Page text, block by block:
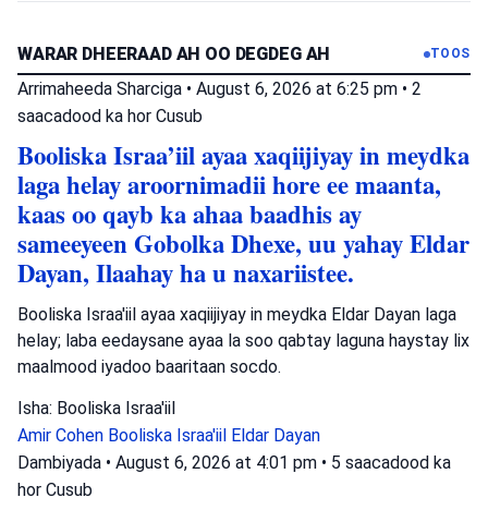
WARAR DHEERAAD AH OO DEGDEG AH TOOS
Arrimaheeda Sharciga • August 6, 2026 at 6:25 pm • 2
saacadood ka hor Cusub
Booliska Israa’iil ayaa xaqiijiyay in meydka
laga helay aroornimadii hore ee maanta,
kaas oo qayb ka ahaa baadhis ay
sameeyeen Gobolka Dhexe, uu yahay Eldar
Dayan, Ilaahay ha u naxariistee.
Booliska Israa'iil ayaa xaqiijiyay in meydka Eldar Dayan laga
helay; laba eedaysane ayaa la soo qabtay laguna haystay lix
maalmood iyadoo baaritaan socdo.
Isha: Booliska Israa'iil
Amir Cohen Booliska Israa'iil Eldar Dayan
Dambiyada • August 6, 2026 at 4:01 pm • 5 saacadood ka
hor Cusub